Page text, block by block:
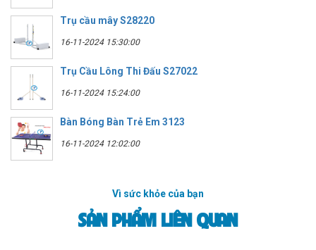
Trụ cầu mây S28220
16-11-2024 15:30:00
Trụ Cầu Lông Thi Đấu S27022
16-11-2024 15:24:00
Bàn Bóng Bàn Trẻ Em 3123
16-11-2024 12:02:00
Vì sức khỏe của bạn
SẢN PHẨM LIÊN QUAN